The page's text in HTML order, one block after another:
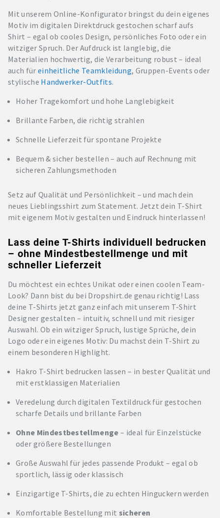
Mit unserem Online-Konfigurator bringst du dein eigenes
Motiv im digitalen Direktdruck gestochen scharf aufs
Shirt – egal ob cooles Design, persönliches Foto oder ein
witziger Spruch. Der Aufdruck ist langlebig, die
Materialien hochwertig, die Verarbeitung robust – ideal
auch für einheitliche Teamkleidung, Gruppen-Events oder
stylische Handwerker-Outfits.
Hoher Tragekomfort und hohe Langlebigkeit
Brillante Farben, die richtig strahlen
Schnelle Lieferzeit für spontane Projekte
Bequem & sicher bestellen – auch auf Rechnung mit
sicheren Zahlungsmethoden
Setz auf Qualität und Persönlichkeit – und mach dein
neues Lieblingsshirt zum Statement. Jetzt dein T-Shirt
mit eigenem Motiv gestalten und Eindruck hinterlassen!
Lass deine T-Shirts individuell bedrucken
– ohne Mindestbestellmenge und mit
schneller Lieferzeit
Du möchtest ein echtes Unikat oder einen coolen Team-
Look? Dann bist du bei Dropshirt.de genau richtig! Lass
deine T-Shirts jetzt ganz einfach mit unserem T-Shirt
Designer gestalten – intuitiv, schnell und mit riesiger
Auswahl. Ob ein witziger Spruch, lustige Sprüche, dein
Logo oder ein eigenes Motiv: Du machst dein T-Shirt zu
einem besonderen Highlight.
Hakro T-Shirt bedrucken lassen – in bester Qualität und
mit erstklassigen Materialien
Veredelung durch digitalen Textildruck für gestochen
scharfe Details und brillante Farben
Ohne Mindestbestellmenge – ideal für Einzelstücke
oder größere Bestellungen
Große Auswahl für jedes passende Produkt – egal ob
sportlich, lässig oder klassisch
Einzigartige T-Shirts, die zu echten Hinguckern werden
Komfortable Bestellung mit sicheren